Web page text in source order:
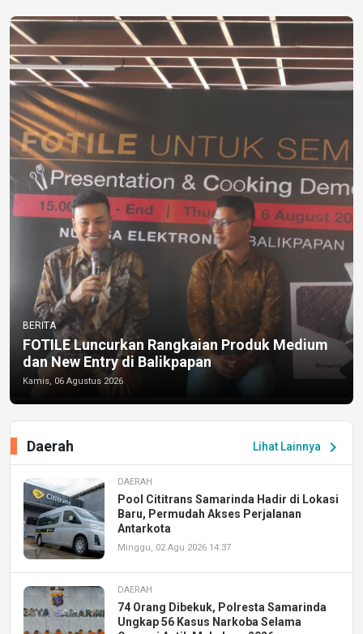
BERITA
FOTILE Luncurkan Rangkaian Produk Medium
dan New Entry di Balikpapan
Kamis, 06 Agustus 2026
Lihat Lainnya chevron_right
Daerah
DAERAH
Pool Cititrans Samarinda Hadir di Lokasi
Baru, Permudah Akses Perjalanan
Antarkota
Minggu, 02 Agu 2026 14:37
DAERAH
74 Orang Dibekuk, Polresta Samarinda
Ungkap 56 Kasus Narkoba Selama